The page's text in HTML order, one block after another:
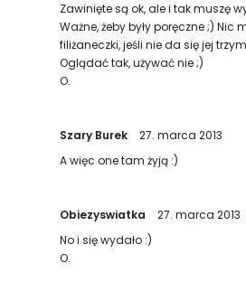
Zawinięte są ok, ale i tak muszę
Ważne, żeby były poręczne ;) Nic
filiżaneczki, jeśli nie da się jej
Oglądać tak, używać nie ;)
O.
Szary Burek
27. marca 2013
A więc one tam żyją :)
Obiezyswiatka
27. marca 2013
No i się wydało :)
O.